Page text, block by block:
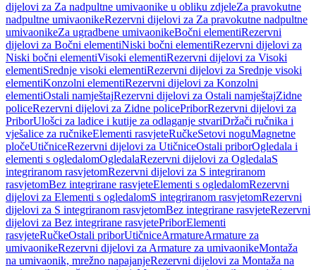
dijelovi za Za nadpultne umivaonike u obliku zdjeleZa pravokutne
nadpultne umivaonikeRezervni dijelovi za Za pravokutne nadpultne
umivaonikeZa ugradbene umivaonikeBočni elementiRezervni
dijelovi za Bočni elementiNiski bočni elementiRezervni dijelovi za
Niski bočni elementiVisoki elementiRezervni dijelovi za Visoki
elementiSrednje visoki elementiRezervni dijelovi za Srednje visoki
elementiKonzolni elementiRezervni dijelovi za Konzolni
elementiOstali namještajRezervni dijelovi za Ostali namještajZidne
policeRezervni dijelovi za Zidne policePriborRezervni dijelovi za
PriborUlošci za ladice i kutije za odlaganje stvariDržači ručnika i
vješalice za ručnikeElementi rasvjeteRučkeSetovi noguMagnetne
pločeUtičniceRezervni dijelovi za UtičniceOstali priborOgledala i
elementi s ogledalomOgledalaRezervni dijelovi za OgledalaS
integriranom rasvjetomRezervni dijelovi za S integriranom
rasvjetomBez integrirane rasvjeteElementi s ogledalomRezervni
dijelovi za Elementi s ogledalomS integriranom rasvjetomRezervni
dijelovi za S integriranom rasvjetomBez integrirane rasvjeteRezervni
dijelovi za Bez integrirane rasvjetePriborElementi
rasvjeteRučkeOstali priborUtičniceArmatureArmature za
umivaonikeRezervni dijelovi za Armature za umivaonikeMontaža
na umivaonik, mrežno napajanjeRezervni dijelovi za Montaža na